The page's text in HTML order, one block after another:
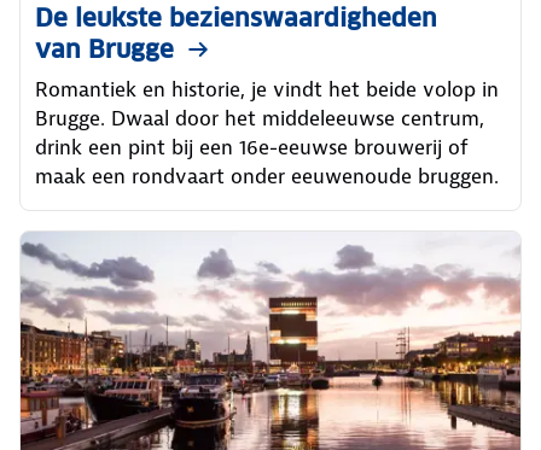
De leukste bezienswaardigheden
van Brugge
Romantiek en historie, je vindt het beide volop in
Brugge. Dwaal door het middeleeuwse centrum,
drink een pint bij een 16e-eeuwse brouwerij of
maak een rondvaart onder eeuwenoude bruggen.